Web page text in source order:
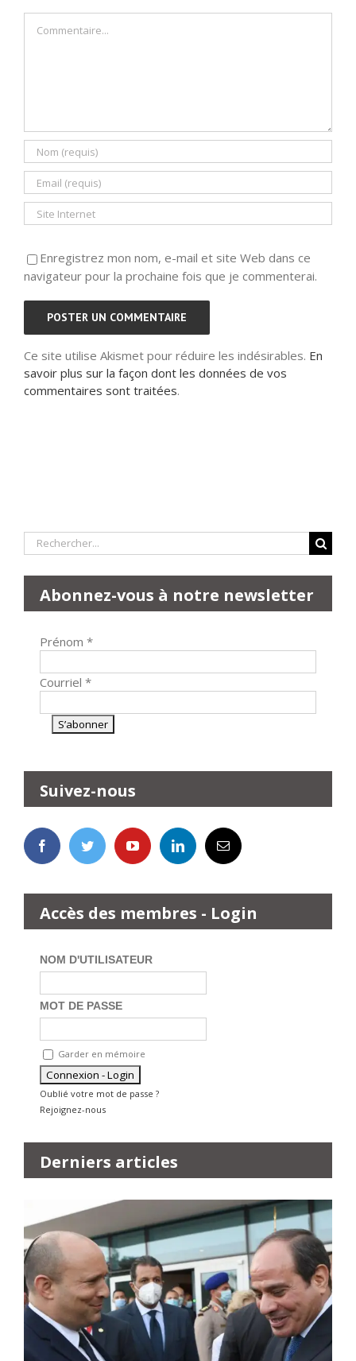
Enregistrez mon nom, e-mail et site Web dans ce
navigateur pour la prochaine fois que je commenterai.
Ce site utilise Akismet pour réduire les indésirables. En
savoir plus sur la façon dont les données de vos
commentaires sont traitées.
Rechercher:
Abonnez-vous à notre newsletter
Prénom *
Courriel *
Suivez-nous
Accès des membres - Login
NOM D'UTILISATEUR
MOT DE PASSE
Garder en mémoire
Oublié votre mot de passe ?
Rejoignez-nous
Derniers articles